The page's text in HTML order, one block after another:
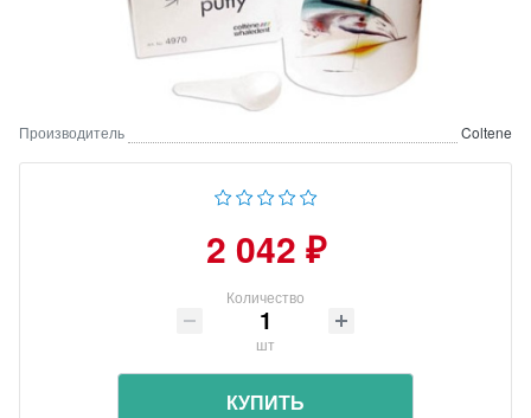
Производитель Coltene
2 042 ₽
Количество
шт
КУПИТЬ